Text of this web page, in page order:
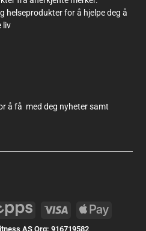
(Coordinated Universal Time)
(Coordinated Universal Time)
helseprodukter for å hjelpe deg å
liv
å få med deg nyheter samt
AS Org: 916719582